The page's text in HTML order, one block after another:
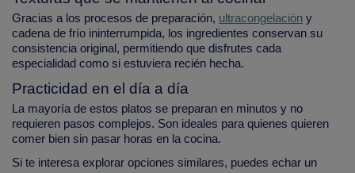
Gracias a los procesos de preparación, ultracongelación y
cadena de frío ininterrumpida, los ingredientes conservan su
consistencia original, permitiendo que disfrutes cada
especialidad como si estuviera recién hecha.
Practicidad en el día a día
La mayoría de estos platos se preparan en minutos y no
requieren pasos complejos. Son ideales para quienes quieren
comer bien sin pasar horas en la cocina.
Si te interesa explorar opciones similares, puedes echar un